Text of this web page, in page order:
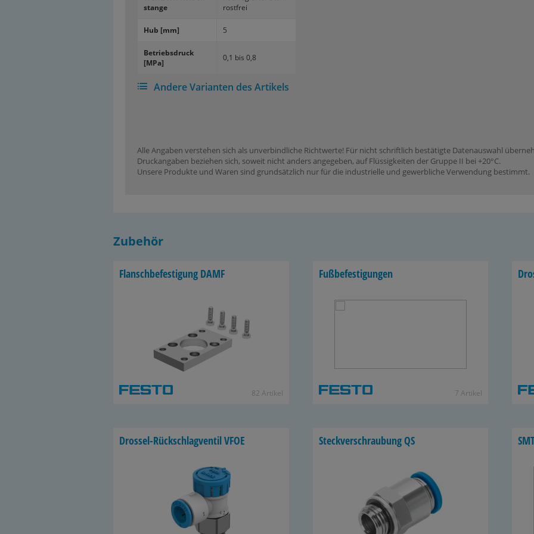
stan­ge
rost­frei
Hub [mm] 5
Be­triebs­druck
[MPa]
0,1 bis 0,8
Andere Varianten des Artikels
Alle Angaben verstehen sich als unverbindliche Richtwerte! Für nicht schriftlich bestätigte Datenauswahl
Druckangaben beziehen sich, soweit nicht anders angegeben, auf Flüssigkeiten der Gruppe II bei +20°C.
Unsere Produkte und Waren sind grundsätzlich nur für die industrielle und gewerbliche Verwendung bestimmt.
Zubehör
Flansch­be­fes­ti­gung DAMF
82 Ar­ti­kel
Fuß­be­fes­ti­gun­gen
7 Ar­ti­kel
Drossel-​Rückschlagventil VFOE Steck­ver­schrau­bung QS